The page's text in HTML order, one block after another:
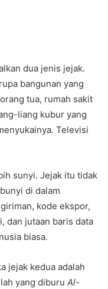
dua jenis jejak.
bangunan yang
tua, rumah sakit
liang kubur yang
Televisi
sunyi. Jejak itu tidak
di dalam
kode ekspor,
dan jutaan baris data
biasa.
jejak kedua adalah
yang diburu Al-